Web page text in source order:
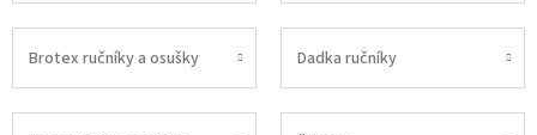
Brotex ručníky a osušky Dadka ručníky